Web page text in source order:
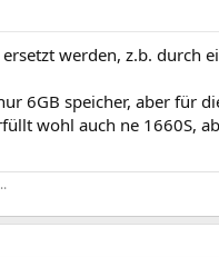
werden, z.b. durch
6GB speicher, aber für
wohl auch ne 1660S,